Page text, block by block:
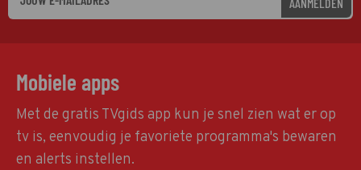
Mobiele apps
Met de gratis TVgids app kun je snel zien wat er op
tv is, eenvoudig je favoriete programma's bewaren
en alerts instellen.